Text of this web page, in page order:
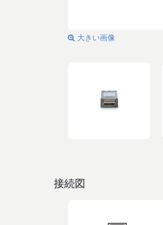
大きい画像
接続図